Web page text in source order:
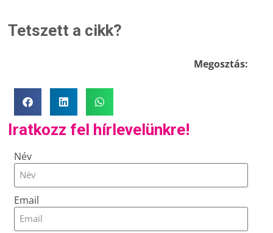
Tetszett a cikk?
Megosztás:
Iratkozz fel hírlevelünkre!
Név
Email